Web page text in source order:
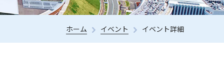
ホーム イベント イベント詳細